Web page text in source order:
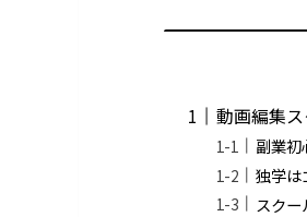
動画編集
副業初
独学は
スク